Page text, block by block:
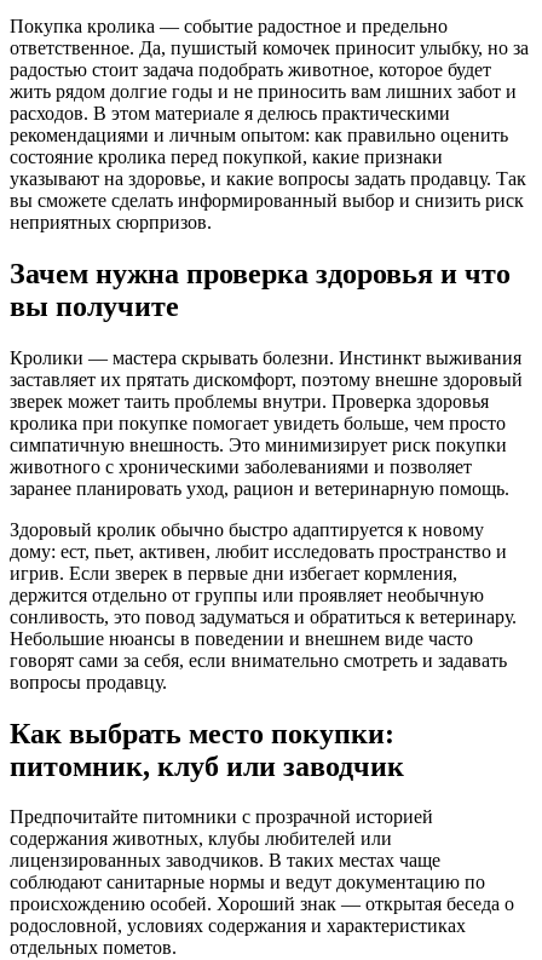
Покупка кролика — событие радостное и предельно
ответственное. Да, пушистый комочек приносит улыбку, но за
радостью стоит задача подобрать животное, которое будет
жить рядом долгие годы и не приносить вам лишних забот и
расходов. В этом материале я делюсь практическими
рекомендациями и личным опытом: как правильно оценить
состояние кролика перед покупкой, какие признаки
указывают на здоровье, и какие вопросы задать продавцу. Так
вы сможете сделать информированный выбор и снизить риск
неприятных сюрпризов.
Зачем нужна проверка здоровья и что
вы получите
Кролики — мастера скрывать болезни. Инстинкт выживания
заставляет их прятать дискомфорт, поэтому внешне здоровый
зверек может таить проблемы внутри. Проверка здоровья
кролика при покупке помогает увидеть больше, чем просто
симпатичную внешность. Это минимизирует риск покупки
животного с хроническими заболеваниями и позволяет
заранее планировать уход, рацион и ветеринарную помощь.
Здоровый кролик обычно быстро адаптируется к новому
дому: ест, пьет, активен, любит исследовать пространство и
игрив. Если зверек в первые дни избегает кормления,
держится отдельно от группы или проявляет необычную
сонливость, это повод задуматься и обратиться к ветеринару.
Небольшие нюансы в поведении и внешнем виде часто
говорят сами за себя, если внимательно смотреть и задавать
вопросы продавцу.
Как выбрать место покупки:
питомник, клуб или заводчик
Предпочитайте питомники с прозрачной историей
содержания животных, клубы любителей или
лицензированных заводчиков. В таких местах чаще
соблюдают санитарные нормы и ведут документацию по
происхождению особей. Хороший знак — открытая беседа о
родословной, условиях содержания и характеристиках
отдельных пометов.